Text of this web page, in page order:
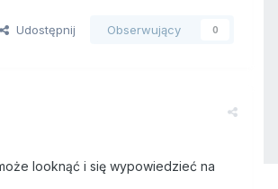
Udostępnij Obserwujący 0
looknąć i się wypowiedzieć na